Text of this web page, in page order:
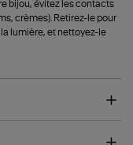
bijou, évitez les contacts
crèmes). Retirez-le pour
lumière, et nettoyez-le